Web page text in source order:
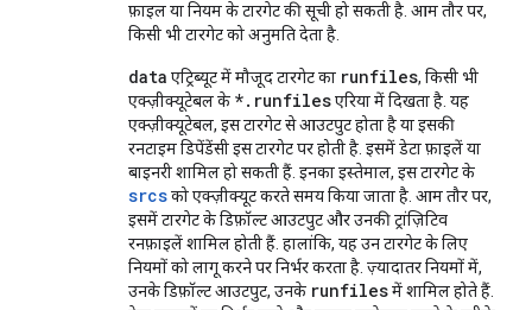
फ़ाइल या नियम के टारगेट की सूची हो सकती है. आम तौर पर,
किसी भी टारगेट को अनुमति देता है.
data एट्रिब्यूट में मौजूद टारगेट का runfiles, किसी भी
एक्ज़ीक्यूटेबल के *.runfilesएरिया में दिखता है. यह
एक्ज़ीक्यूटेबल, इस टारगेट से आउटपुट होता है या इसकी
रनटाइम डिपेंडेंसी इस टारगेट पर होती है. इसमें डेटा फ़ाइलें या
बाइनरी शामिल हो सकती हैं. इनका इस्तेमाल, इस टारगेट के
srcsको एक्ज़ीक्यूट करते समय किया जाता है. आम तौर पर,
इसमें टारगेट के डिफ़ॉल्ट आउटपुट और उनकी ट्रांज़िटिव
रनफ़ाइलें शामिल होती हैं. हालांकि, यह उन टारगेट के लिए
नियमों को लागू करने पर निर्भर करता है. ज़्यादातर नियमों में,
उनके डिफ़ॉल्ट आउटपुट, उनके runfilesमें शामिल होते हैं.